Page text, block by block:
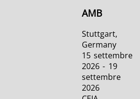
AMB
Stuttgart,
Germany
15 settembre
2026 - 19
settembre
2026